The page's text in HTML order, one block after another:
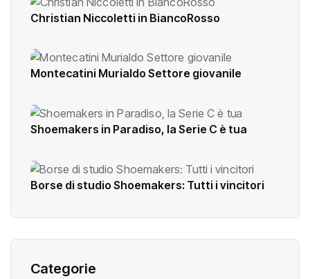
Christian Niccoletti in BiancoRosso
Montecatini Murialdo Settore giovanile
Shoemakers in Paradiso, la Serie C è tua
Borse di studio Shoemakers: Tutti i vincitori
Categorie